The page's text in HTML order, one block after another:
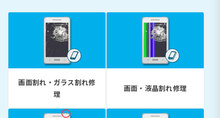
画面割れ・ガラス割れ修
理
画面・液晶割れ修理